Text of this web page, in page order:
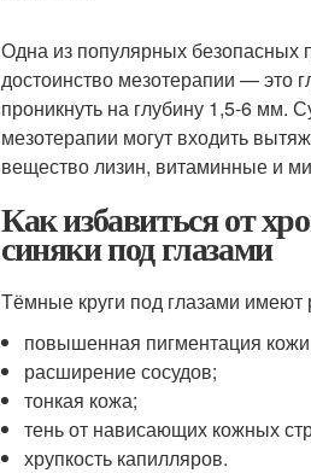
Одна из популярных безопасных
достоинство мезотерапии — это
проникнуть на глубину 1,5-6 мм.
мезотерапии могут входить
вещество лизин, витаминные и
Как избавиться от
синяки под глазами
Тёмные круги под глазами имеют
повышенная пигментация
расширение сосудов;
тонкая кожа;
тень от нависающих кожных
хрупкость капилляров.